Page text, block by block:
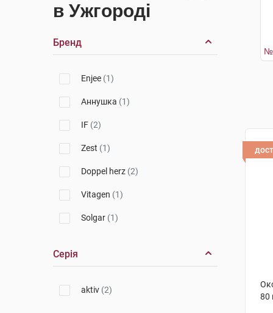
в Ужгороді
Бренд
Enjee (1)
Аннушка (1)
IF (2)
Zest (1)
Doppel herz (2)
Vitagen (1)
Solgar (1)
Серія
aktiv (2)
80